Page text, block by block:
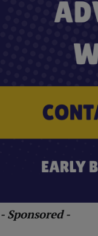
- Sponsored -